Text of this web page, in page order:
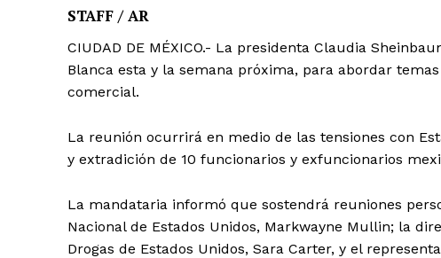
STAFF / AR
CIUDAD DE MÉXICO.- La presidenta Claudia
Blanca esta y la semana próxima, para abordar
comercial.
La reunión ocurrirá en medio de las tensiones con
y extradición de 10 funcionarios y exfuncionarios
La mandataria informó que sostendrá reuniones
Nacional de Estados Unidos, Markwayne Mullin; la
Drogas de Estados Unidos, Sara Carter, y el